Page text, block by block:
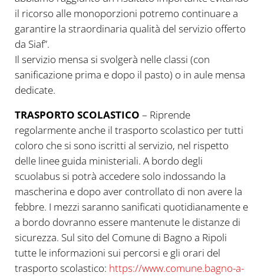
il ricorso alle monoporzioni potremo continuare a
garantire la straordinaria qualità del servizio offerto
da Siaf”.
Il servizio mensa si svolgerà nelle classi (con
sanificazione prima e dopo il pasto) o in aule mensa
dedicate.
TRASPORTO SCOLASTICO – Riprende
regolarmente anche il trasporto scolastico per tutti
coloro che si sono iscritti al servizio, nel rispetto
delle linee guida ministeriali. A bordo degli
scuolabus si potrà accedere solo indossando la
mascherina e dopo aver controllato di non avere la
febbre. I mezzi saranno sanificati quotidianamente e
a bordo dovranno essere mantenute le distanze di
sicurezza. Sul sito del Comune di Bagno a Ripoli
tutte le informazioni sui percorsi e gli orari del
trasporto scolastico: https://www.comune.bagno-a-